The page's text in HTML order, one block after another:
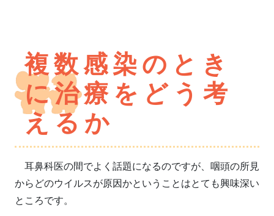
複数感染のとき
に治療をどう考
えるか
耳鼻科医の間でよく話題になるのですが、咽頭の所見
からどのウイルスが原因かということはとても興味深い
ところです。